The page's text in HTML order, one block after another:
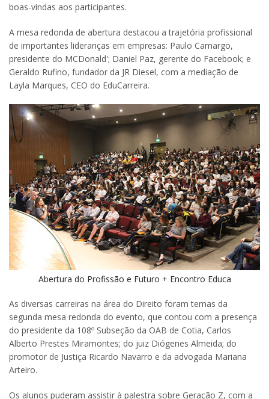
boas-vindas aos participantes.
A mesa redonda de abertura destacou a trajetória profissional
de importantes lideranças em empresas: Paulo Camargo,
presidente do MCDonald'; Daniel Paz, gerente do Facebook; e
Geraldo Rufino, fundador da JR Diesel, com a mediação de
Layla Marques, CEO do EduCarreira.
Abertura do Profissão e Futuro + Encontro Educa
As diversas carreiras na área do Direito foram temas da
segunda mesa redonda do evento, que contou com a presença
do presidente da 108º Subseção da OAB de Cotia, Carlos
Alberto Prestes Miramontes; do juiz Diógenes Almeida; do
promotor de Justiça Ricardo Navarro e da advogada Mariana
Arteiro.
Os alunos puderam assistir à palestra sobre Geração Z, com a